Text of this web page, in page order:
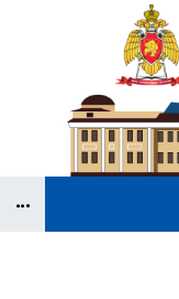
Skip to main content
Home